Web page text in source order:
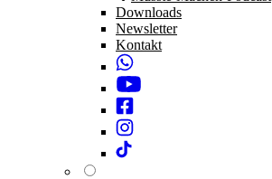
Downloads
Newsletter
Kontakt